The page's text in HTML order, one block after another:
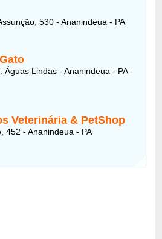
530 - Ananindeua - PA
Águas Lindas - Ananindeua - PA -
Veterinária & PetShop
452 - Ananindeua - PA